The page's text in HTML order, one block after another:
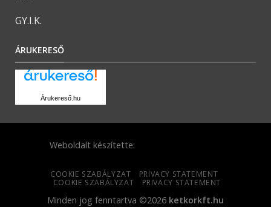
GY.I.K.
ÁRUKERESŐ
Árukereső.hu
Weboldalt készítette:
COOKIE SZABÁLYZAT
PRIVACY STATEMENT
COOKIE SZABÁLYZAT
PRIVACY STATEMENT
Minden jog fenntartva ©2026 ketkorkft.hu